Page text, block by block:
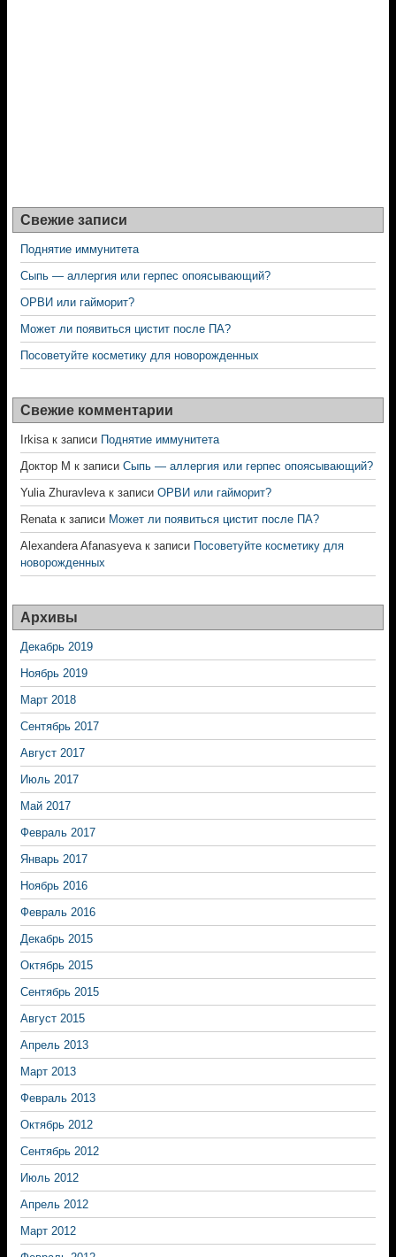
Свежие записи
Поднятие иммунитета
Сыпь — аллергия или герпес опоясывающий?
ОРВИ или гайморит?
Может ли появиться цистит после ПА?
Посоветуйте косметику для новорожденных
Свежие комментарии
Irkisaк записи Поднятие иммунитета
Доктор М к записи Сыпь — аллергия или герпес опоясывающий?
Yulia Zhuravlevaк записи ОРВИ или гайморит?
Renataк записи Может ли появиться цистит после ПА?
Alexandera Afanasyevaк записи Посоветуйте косметику для
новорожденных
Архивы
Декабрь 2019
Ноябрь 2019
Март 2018
Сентябрь 2017
Август 2017
Июль 2017
Май 2017
Февраль 2017
Январь 2017
Ноябрь 2016
Февраль 2016
Декабрь 2015
Октябрь 2015
Сентябрь 2015
Август 2015
Апрель 2013
Март 2013
Февраль 2013
Октябрь 2012
Сентябрь 2012
Июль 2012
Апрель 2012
Март 2012